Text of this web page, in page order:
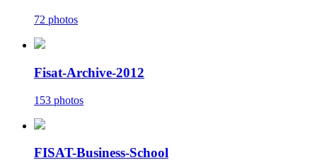
72 photos
Fisat-Archive-2012
153 photos
FISAT-Business-School